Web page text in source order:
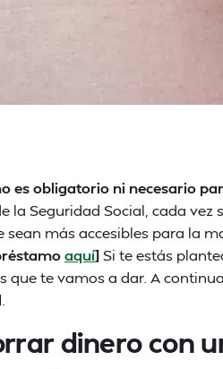
es obligatorio ni necesario
la Seguridad Social, cada
más accesibles para la
aquí]Si te estás
que te vamos a dar. A
dinero con